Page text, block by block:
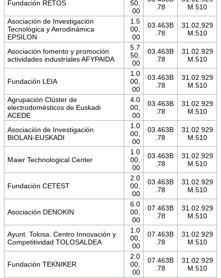
Fundación RETOS
50,
00
.78
M.510
Asociación de Investigación
Tecnológica y Aerodinámica
EPSILON
1.5
00,
00
03.463B
.78
31.02.929
M.510
Asociación fomento y promoción
actividades industriales AFYPAIDA
5.7
50,
00
03.463B
.78
31.02.929
M.510
Fundación LEIA
1.0
00,
00
03.463B
.78
31.02.929
M.510
Agrupación Clúster de
electrodomésticos de Euskadi
ACEDE
4.0
00,
00
03.463B
.78
31.02.929
M.510
Asociación de Investigación
BIOLAN-EUSKADI
1.0
00,
00
03.463B
.78
31.02.929
M.510
Maier Technological Center
1.0
00,
00
03.463B
.78
31.02.929
M.510
Fundación CETEST
2.0
00,
00
03.463B
.78
31.02.929
M.510
Asociación DENOKIN
6.0
00,
00
07.463B
.78
31.02.929
M.510
Ayunt. Tolosa. Centro Innovación y
Competitividad TOLOSALDEA
1.0
00,
00
07.463B
.78
31.02.929
M.510
Fundación TEKNIKER
2.0
00,
00
07.463B
.78
31.02.929
M.510